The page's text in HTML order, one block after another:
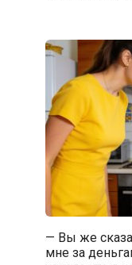
— Вы же
мне за